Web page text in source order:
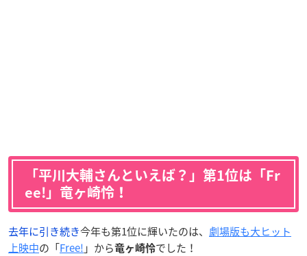
「平川大輔さんといえば？」第1位は「Fr
ee!」竜ヶ崎怜！
去年に引き続き今年も第1位に輝いたのは、 劇場版も大ヒット
上映中の「Free! 」から竜ヶ崎怜でした！